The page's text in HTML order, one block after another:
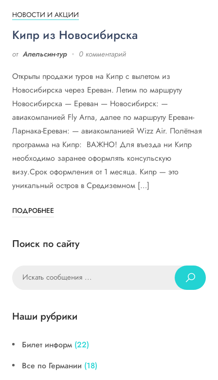
НОВОСТИ И АКЦИИ
Кипр из Новосибирска
от Апельсин-тур 0 комментарий
Открыты продажи туров на Кипр с вылетом из
Новосибирска через Ереван. Летим по маршруту
Новосибирска — Ереван — Новосибирск: —
авиакомпанией Fly Arna, далее по маршруту Ереван-
Ларнака-Ереван: — авиакомпанией Wizz Air. Полётная
программа на Кипр: ВАЖНО! Для въезда ни Кипр
необходимо заранее оформлять консульскую
визу.Срок оформления от 1 месяца. Кипр — это
уникальный остров в Средиземном […]
ПОДРОБНЕЕ
Поиск по сайту
Наши рубрики
Билет информ (22)
Все по Германии (18)